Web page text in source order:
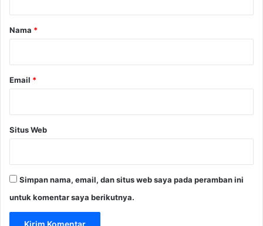
r
Nama *
Email *
Situs Web
Simpan nama, email, dan situs web saya pada peramban ini
untuk komentar saya berikutnya.